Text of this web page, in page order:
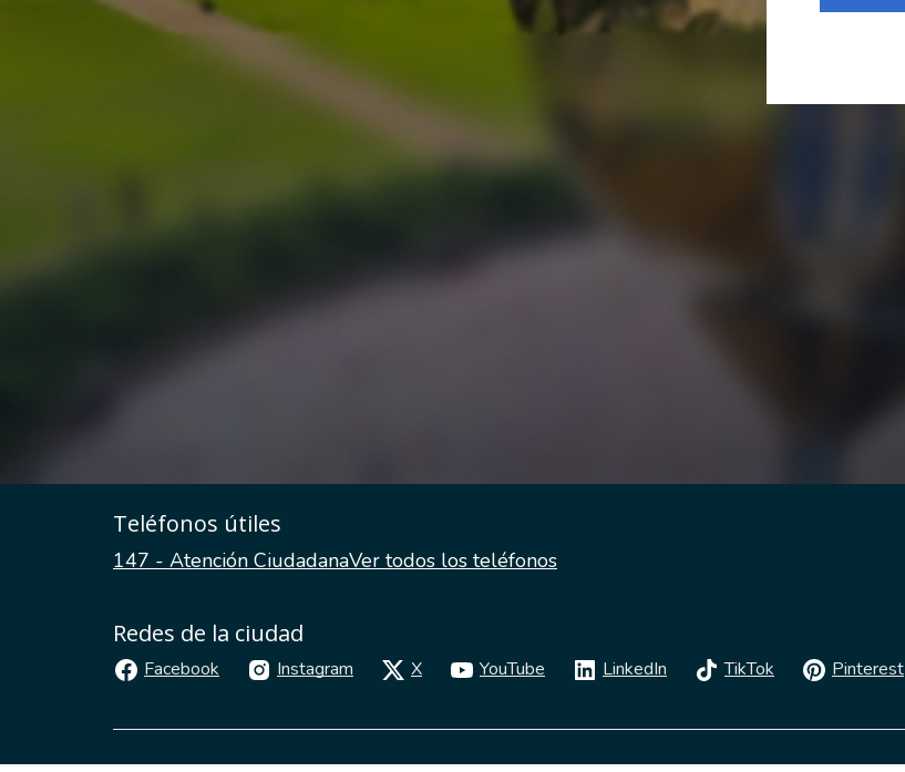
Teléfonos útiles
147 - Atención CiudadanaVer todos los teléfonos
Redes de la ciudad
Facebook Instagram X YouTube LinkedIn TikTok Pinterest